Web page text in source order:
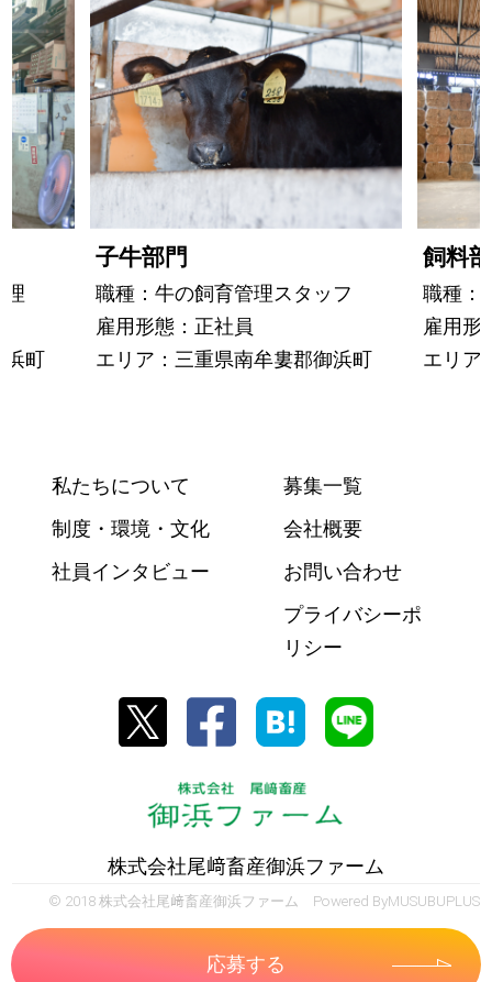
理
浜町
子牛部門
職種：牛の飼育管理スタッフ
雇用形態：正社員
エリア：三重県南牟婁郡御浜町
飼料
職種：
雇用形
エリア
応募する
私たちについて
制度・環境・文化
社員インタビュー
募集一覧
会社概要
お問い合わせ
プライバシーポ
リシー
株式会社尾﨑畜産御浜ファーム
© 2018 株式会社尾﨑畜産御浜ファーム Powered ByMUSUBUPLUS